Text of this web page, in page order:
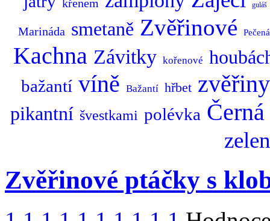
křenem guláš
Marináda smetaně Zvěřinové Pečená
Kachna Závitky kořenové
bažantí víně Bažantí hřbet zvěřiny
pikantní švestkami polévka Černá
Zvěřinové ptáčky s